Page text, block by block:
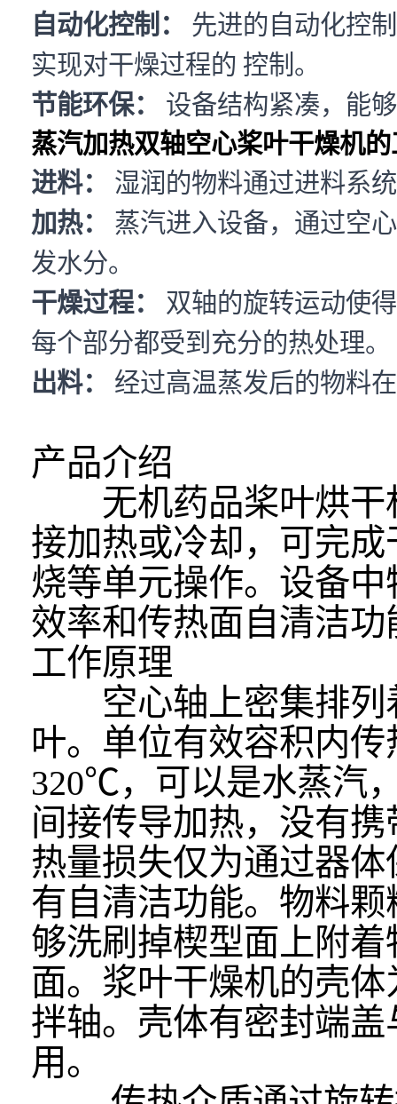
自动化控制：
先进的自动化控
实现对干燥过程的 控制。
节能环保：
设备结构紧凑，能
蒸汽加热双轴空心桨叶干燥机
进料：
湿润的物料通过进料系
加热：
蒸汽进入设备，通过空
发水分。
干燥过程：
双轴的旋转运动使
每个部分都受到充分的热处理。
出料：
经过高温蒸发后的物料
产品介绍
无机药品桨叶烘干
接加热或冷却，可完
烧等单元操作。设备
效率和传热面自清洁功
工作原理
空心轴上密集排列
叶。单位有效容积内
320℃，可以是水蒸汽
间接传导加热，没有
热量损失仅为通过器
有自清洁功能。物料
够洗刷掉楔型面上附
面。浆叶干燥机的壳
拌轴。壳体有密封端
用。